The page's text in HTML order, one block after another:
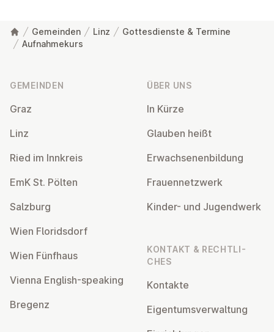
Gemeinden Linz
Gottesdienste & Termine
Aufnahmekurs
GEMEINDEN
Graz
Linz
Ried im Innkreis
EmK St. Pölten
Salzburg
Wien Flo­rids­dorf
Wien Fünfhaus
Vienna English-speaking
Bregenz
ÜBER UNS
In Kürze
Glauben heißt
Er­wach­se­nen­bil­dung
Frau­en­netz­werk
Kinder- und Ju­gend­werk
KONTAKT & RECHT­LI­
CHES
Kontakte
Ei­gen­tums­ver­wal­tung